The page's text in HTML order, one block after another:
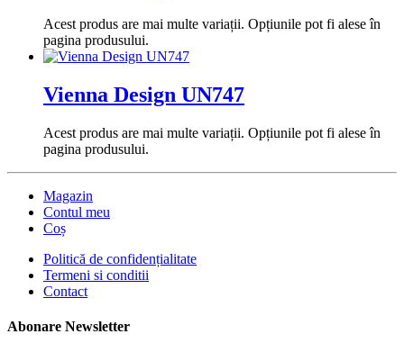
Acest produs are mai multe variații. Opțiunile pot fi alese în
pagina produsului.
Vienna Design UN747
Acest produs are mai multe variații. Opțiunile pot fi alese în
pagina produsului.
Magazin
Contul meu
Coș
Politică de confidențialitate
Termeni si conditii
Contact
Abonare Newsletter